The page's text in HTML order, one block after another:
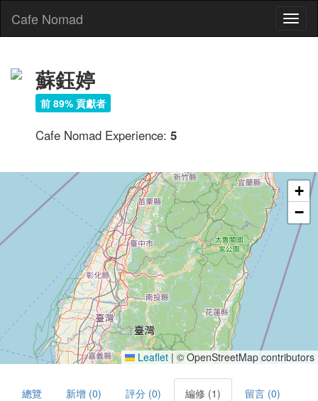
Cafe Nomad
蘇鈺婷
前 89% 貢獻者
Cafe Nomad Experience: 5
+
−
Leaflet |© OpenStreetMap contributors
總覽 新增 (0) 評分 (0) 編修 (1) 留言 (0)